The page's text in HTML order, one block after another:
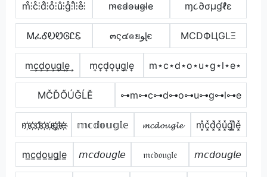
m̊⫶c̊⫶d̊⫶o̊⫶ů⫶g̊⫶l̊⫶e̊⫶ m̴c̴d̴o̴u̴g̴l̴e̴ ɱ૮∂σµɠℓε
ᎷፈᎴᎧᏬᎶᏝᏋ ๓ς๔๏ยﻮɭє MCDФЦGLΞ
m͢c͢d͢o͢u͢g͢l͢e͢ m͎c͎d͎o͎u͎g͎l͎e͎ m⋆c⋆d⋆o⋆u⋆g⋆l⋆e⋆
МČĎŐÚĞĹĔ ⊶m⊶c⊶d⊶o⊶u⊶g⊶l⊶e
m҉c҉d҉o҉u҉g҉l҉e҉ 𝕞𝕔𝕕𝕠𝕦𝕘𝕝𝕖 𝓶𝓬𝓭𝓸𝓾𝓰𝓵𝓮 m͓̽c͓̽d͓̽o͓̽u͓̽g͓̽l͓̽e͓̽
m̲c̲d̲o̲u̲g̲l̲e̲ 𝘮𝘤𝘥𝘰𝘶𝘨𝘭𝘦 𝔪𝔠𝔡𝔬𝔲𝔤𝔩𝔢 𝘮𝘤𝘥𝘰𝘶𝘨𝘭𝘦